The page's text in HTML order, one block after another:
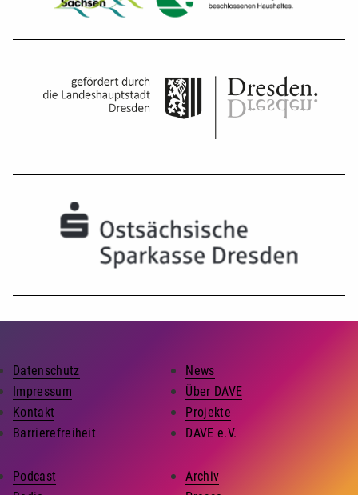
Datenschutz
Impressum
Kontakt
Barrierefreiheit
News
Über DAVE
Projekte
DAVE e.V.
Podcast
Archiv